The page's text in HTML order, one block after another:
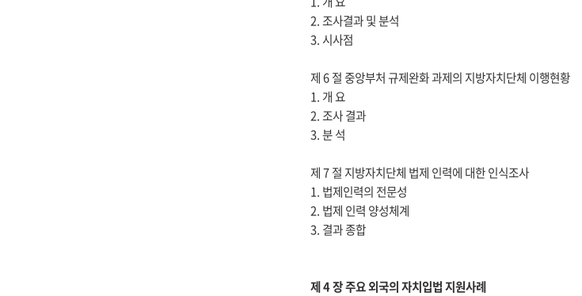
2. 조사결과 및 분석
3. 시사점
제 6 절 중앙부처 규제완화 과제의 지방자치단체 이행현황
1. 개 요
2. 조사 결과
3. 분 석
제 7 절 지방자치단체 법제 인력에 대한 인식조사
1. 법제인력의 전문성
2. 법제 인력 양성체계
3. 결과 종합
제 4 장 주요 외국의 자치입법 지원사례